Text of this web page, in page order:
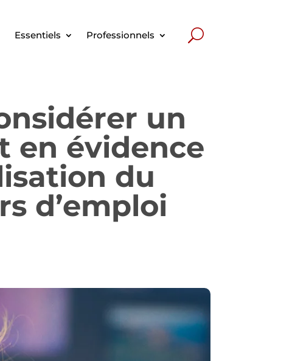
Essentiels Professionnels
un
en évidence
du
d’emploi